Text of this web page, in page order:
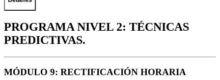
PROGRAMA NIVEL 2: TÉCNICAS
PREDICTIVAS.
MÓDULO 9: RECTIFICACIÓN HORARIA